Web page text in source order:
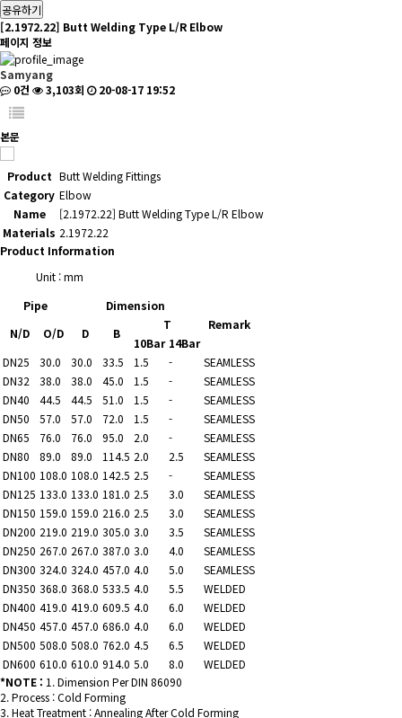
공유하기
[2.1972.22] Butt Welding Type L/R Elbow
페이지 정보
Samyang
0건
3,103회 20-08-17 19:52
본문
Product Butt Welding Fittings
Category Elbow
Name
[2.1972.22] Butt Welding Type L/R Elbow
Materials 2.1972.22
Product Information
Unit : mm
Pipe
Dimension
Remark
N/D O/D D B
T
10Bar 14Bar
DN25
30.0 30.0 33.5 1.5 -
SEAMLESS
DN32
38.0 38.0 45.0 1.5 -
SEAMLESS
DN40
44.5 44.5 51.0 1.5 -
SEAMLESS
DN50
57.0 57.0 72.0 1.5 -
SEAMLESS
DN65
76.0 76.0 95.0 2.0 -
SEAMLESS
DN80
89.0 89.0 114.5 2.0 2.5
SEAMLESS
DN100 108.0 108.0 142.5 2.5 -
SEAMLESS
DN125 133.0 133.0 181.0 2.5 3.0
SEAMLESS
DN150 159.0 159.0 216.0 2.5 3.0
SEAMLESS
DN200 219.0 219.0 305.0 3.0 3.5
SEAMLESS
DN250 267.0 267.0 387.0 3.0 4.0
SEAMLESS
DN300 324.0 324.0 457.0 4.0 5.0
SEAMLESS
DN350 368.0 368.0 533.5 4.0 5.5
WELDED
DN400 419.0 419.0 609.5 4.0 6.0
WELDED
DN450 457.0 457.0 686.0 4.0 6.0
WELDED
DN500 508.0 508.0 762.0 4.5 6.5
WELDED
DN600 610.0 610.0 914.0 5.0 8.0
WELDED
*NOTE : 1. Dimension Per DIN 86090
2. Process : Cold Forming
3. Heat Treatment : Annealing After Cold Forming